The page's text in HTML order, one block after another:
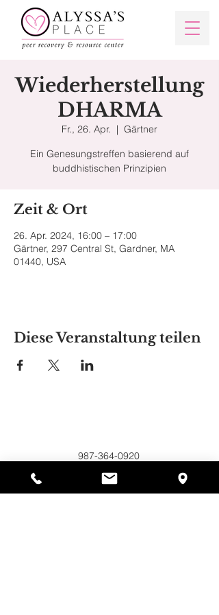
Wiederherstellung
DHARMA
Fr., 26. Apr.
  |
Gärtner
Ein Genesungstreffen basierend auf
buddhistischen Prinzipien
Zeit & Ort
26. Apr. 2024, 16:00 – 17:00
Gärtner, 297 Central St, Gardner, MA
01440, USA
Diese Veranstaltung teilen
987-364-0920